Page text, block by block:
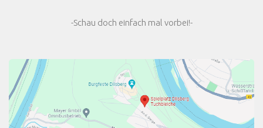
-Schau doch einfach mal vorbei!-